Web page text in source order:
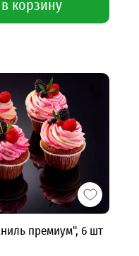
корзину
премиум", 6 шт